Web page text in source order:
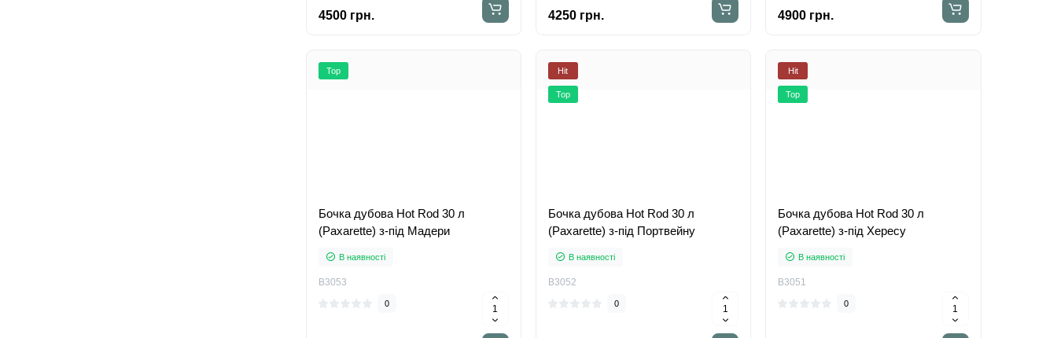
4500 грн. 4250 грн. 4900 грн.
Top
Бочка дубова Hot Rod 30 л
(Paxarette) з-під Мадери
В наявності
B3053
0
Hit
Top
Бочка дубова Hot Rod 30 л
(Paxarette) з-під Портвейну
В наявності
B3052
0
Hit
Top
Бочка дубова Hot Rod 30 л
(Paxarette) з-під Хересу
В наявності
B3051
0